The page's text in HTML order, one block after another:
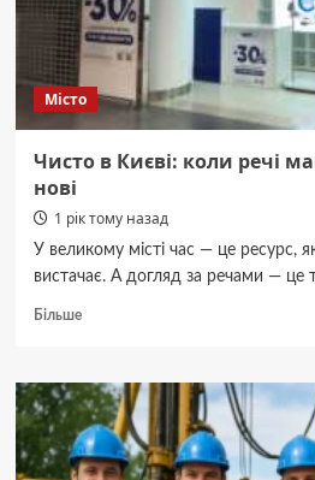
Місто
Чисто в Києві: коли речі
нові
1 рік тому назад
У великому місті час — це ресурс,
вистачає. А догляд за речами — це
БільшеДокладніше
в
Києві:
коли
речі
мають